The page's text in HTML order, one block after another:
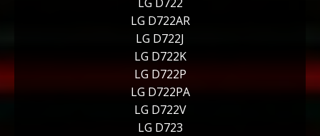
LG D722AR
LG D722J
LG D722K
LG D722P
LG D722PA
LG D722V
LG D723